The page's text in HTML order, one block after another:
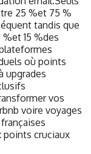
25 %et 75 %
tandis que
15 %des
où points
upgrades
vos
voire voyages
cruciaux